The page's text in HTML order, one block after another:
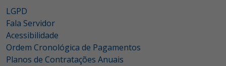
LGPD
Fala Servidor
Acessibilidade
Ordem Cronológica de Pagamentos
Planos de Contratações Anuais